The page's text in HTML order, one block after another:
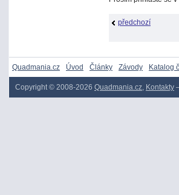
předchozí
Quadmania.cz Úvod Články Závody Katalog
Copyright © 2008-2026 Quadmania.cz, Kontakty